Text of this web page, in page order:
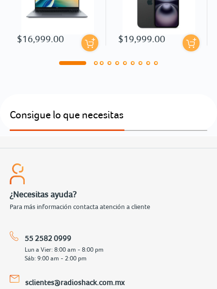
$16,999.00 $19,999.00
Consigue lo que necesitas
¿Necesitas ayuda?
Para más información contacta atención a cliente
55 2582 0999
Lun a Vier: 8:00 am - 8:00 pm
Sáb: 9:00 am - 2:00 pm
sclientes@radioshack.com.mx